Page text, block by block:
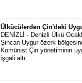
Ülkücülerden Çin'deki
DENİZLİ - Denizli Ülkü
Şincan Uygur özerk
Komünist Çin yönetiminin
işgali altı